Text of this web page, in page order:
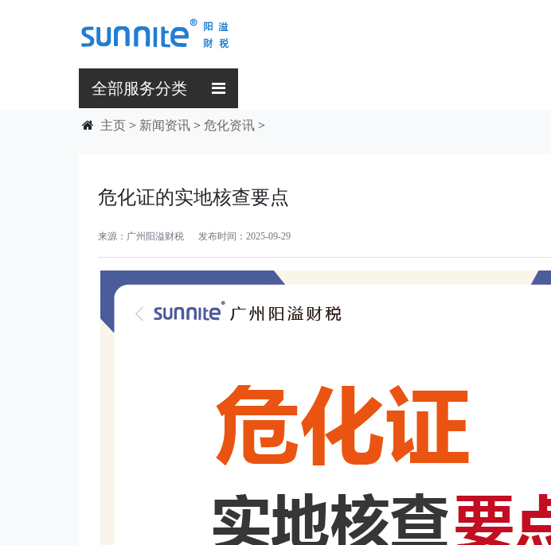
全部服务分类
主页 > 新闻资讯 > 危化资讯 >
危化证的实地核查要点
来源：广州阳溢财税 发布时间：2025-09-29